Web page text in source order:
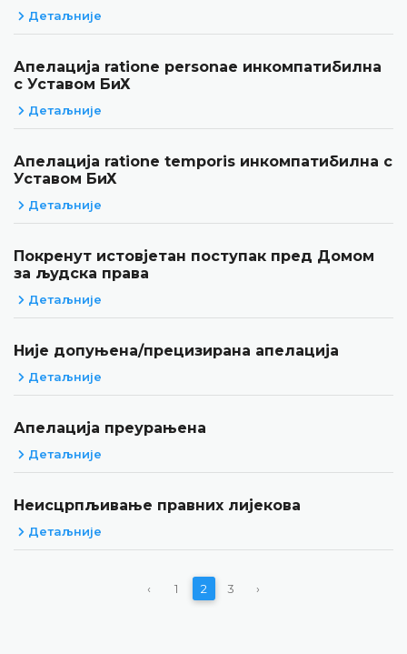
Детаљније
Апелација ratione personae инкомпатибилна
с Уставом БиХ
Детаљније
Апелација ratione temporis инкомпатибилна с
Уставом БиХ
Детаљније
Покренут истовјетан поступак пред Домом
за људска права
Детаљније
Није допуњена/прецизирана апелација
Детаљније
Апелација преурањена
Детаљније
Неисцрпљивање правних лијекова
Детаљније
‹ 1 2 3 ›